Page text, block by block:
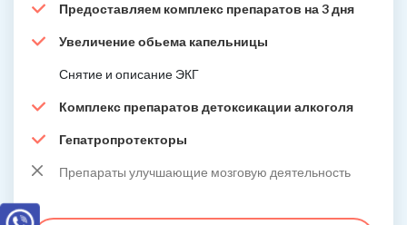
Предоставляем комплекс препаратов на 3 дня
Увеличение обьема капельницы
Снятие и описание ЭКГ
Комплекс препаратов детоксикации алкоголя
Гепатропротекторы
Препараты улучшающие мозговую деятельность